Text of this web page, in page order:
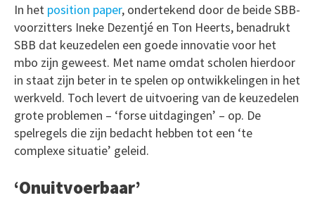
In het position paper, ondertekend door de beide SBB-
voorzitters Ineke Dezentjé en Ton Heerts, benadrukt
SBB dat keuzedelen een goede innovatie voor het
mbo zijn geweest. Met name omdat scholen hierdoor
in staat zijn beter in te spelen op ontwikkelingen in het
werkveld. Toch levert de uitvoering van de keuzedelen
grote problemen – ‘forse uitdagingen’ – op. De
spelregels die zijn bedacht hebben tot een ‘te
complexe situatie’ geleid.
‘Onuitvoerbaar’